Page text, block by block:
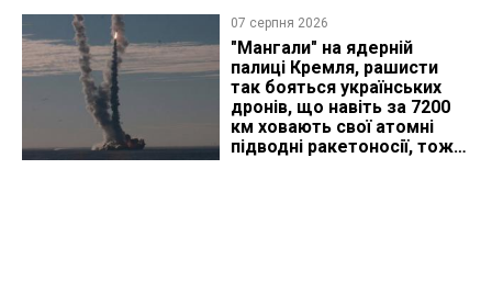
07 серпня 2026
"Мангали" на ядерній
палиці Кремля, рашисти
так бояться українських
дронів, що навіть за 7200
км ховають свої атомні
підводні ракетоносії, тож